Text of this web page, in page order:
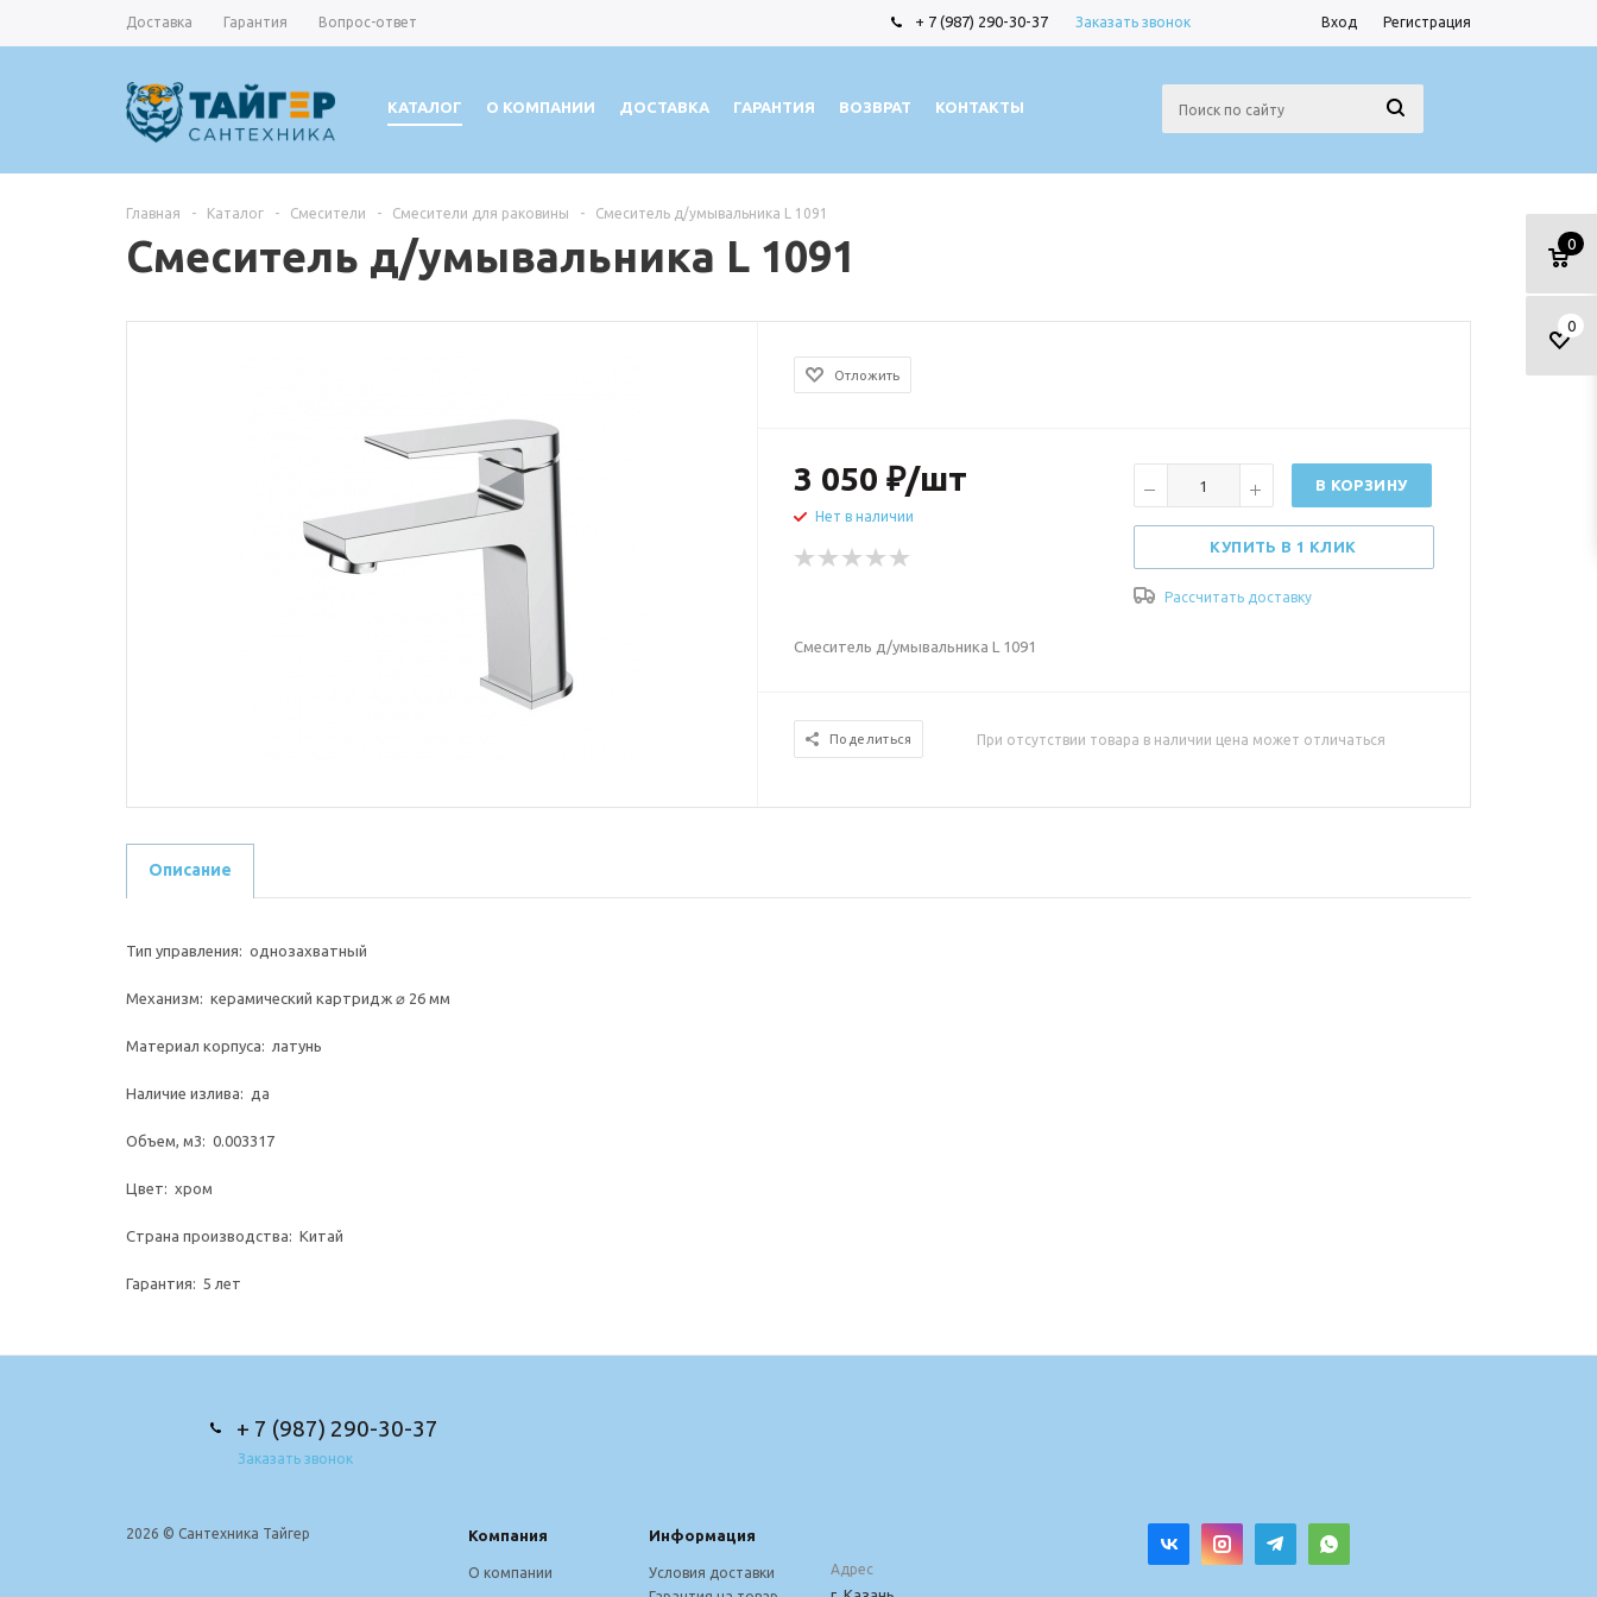
Доставка Гарантия Вопрос-ответ + 7 (987) 290-30-37 Заказать звонок Вход Регистрация
КАТАЛОГ О КОМПАНИИ ДОСТАВКА ГАРАНТИЯ ВОЗВРАТ КОНТАКТЫ
0
0
Главная - Каталог - Смесители - Смесители для раковины - Смеситель д/умывальника L 1091
Смеситель д/умывальника L 1091
Отложить
3 050 ₽/шт
Нет в наличии
В КОРЗИНУ
КУПИТЬ В 1 КЛИК
Рассчитать доставку
Смеситель д/умывальника L 1091
Поделиться При отсутствии товара в наличии цена может отличаться
Описание
Тип управления: однозахватный
Механизм: керамический картридж ⌀ 26 мм
Материал корпуса: латунь
Наличие излива: да
Объем, м3: 0.003317
Цвет: хром
Страна производства: Китай
Гарантия: 5 лет
+ 7 (987) 290-30-37
Заказать звонок
2026 © Сантехника Тайгер Компания Информация
О компании
Условия доставки
Адрес